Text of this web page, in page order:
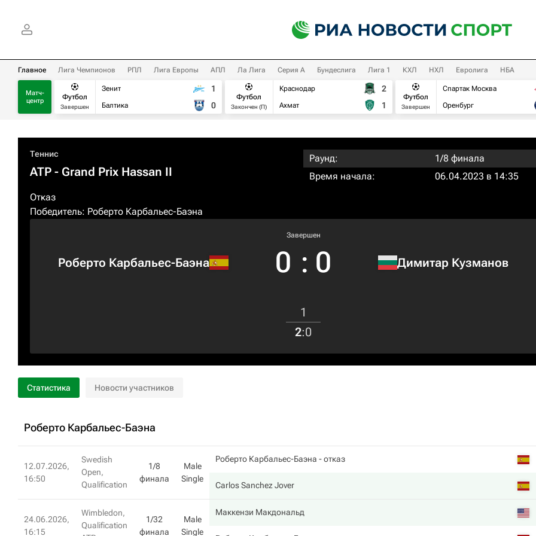
Главное Лига Чемпионов РПЛ Лига Европы АПЛ Ла Лига Серия А Бундеслига Лига 1 КХЛ НХЛ Евролига НБА
Матч-
центр
Футбол
Завершен
Зенит
Балтика
1
0
Футбол
Закончен (П)
Краснодар
Ахмат
2
1
Футбол
Завершен
Спартак Москва
Оренбург
Теннис
ATP - Grand Prix Hassan II
Отказ
Победитель: Роберто Карбальес-Баэна
Раунд:
1/8 финала
Время начала:
06.04.2023 в 14:35
Роберто Карбальес-Баэна
Завершен
0 : 0 Димитар Кузманов
1
2:0
Статистика Новости участников
Роберто Карбальес-Баэна
12.07.2026,
16:50
Swedish
Open,
Qualification
1/8
финала
Male
Single
Роберто Карбальес-Баэна - отказ
Carlos Sanchez Jover
24.06.2026,
16:15
Wimbledon,
Qualification
1/32
финала
Male
Single
Маккензи Макдональд